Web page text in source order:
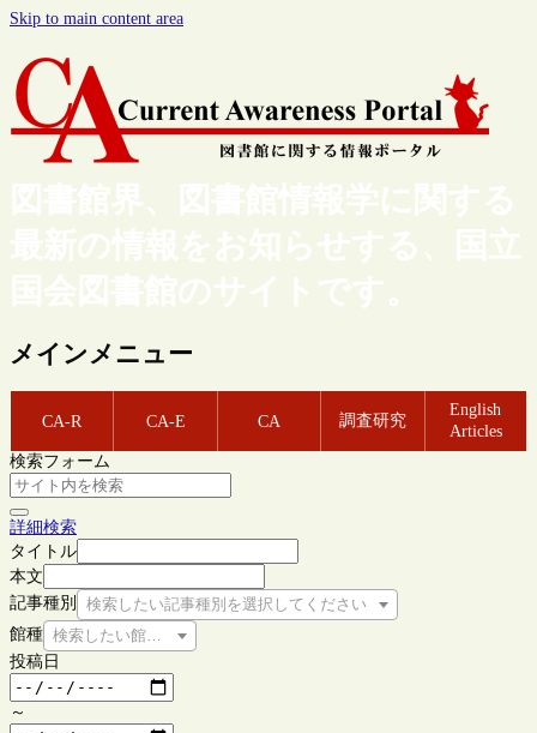
Skip to main content area
図書館界、図書館情報学に関する
最新の情報をお知らせする、国立
国会図書館のサイトです。
メインメニュー
CA-R CA-E CA 調査研究
English
Articles
検索フォーム
詳細検索
タイトル
本文
記事種別
検索したい記事種別を選択してください
館種 検索したい館種を選択してください
投稿日
～